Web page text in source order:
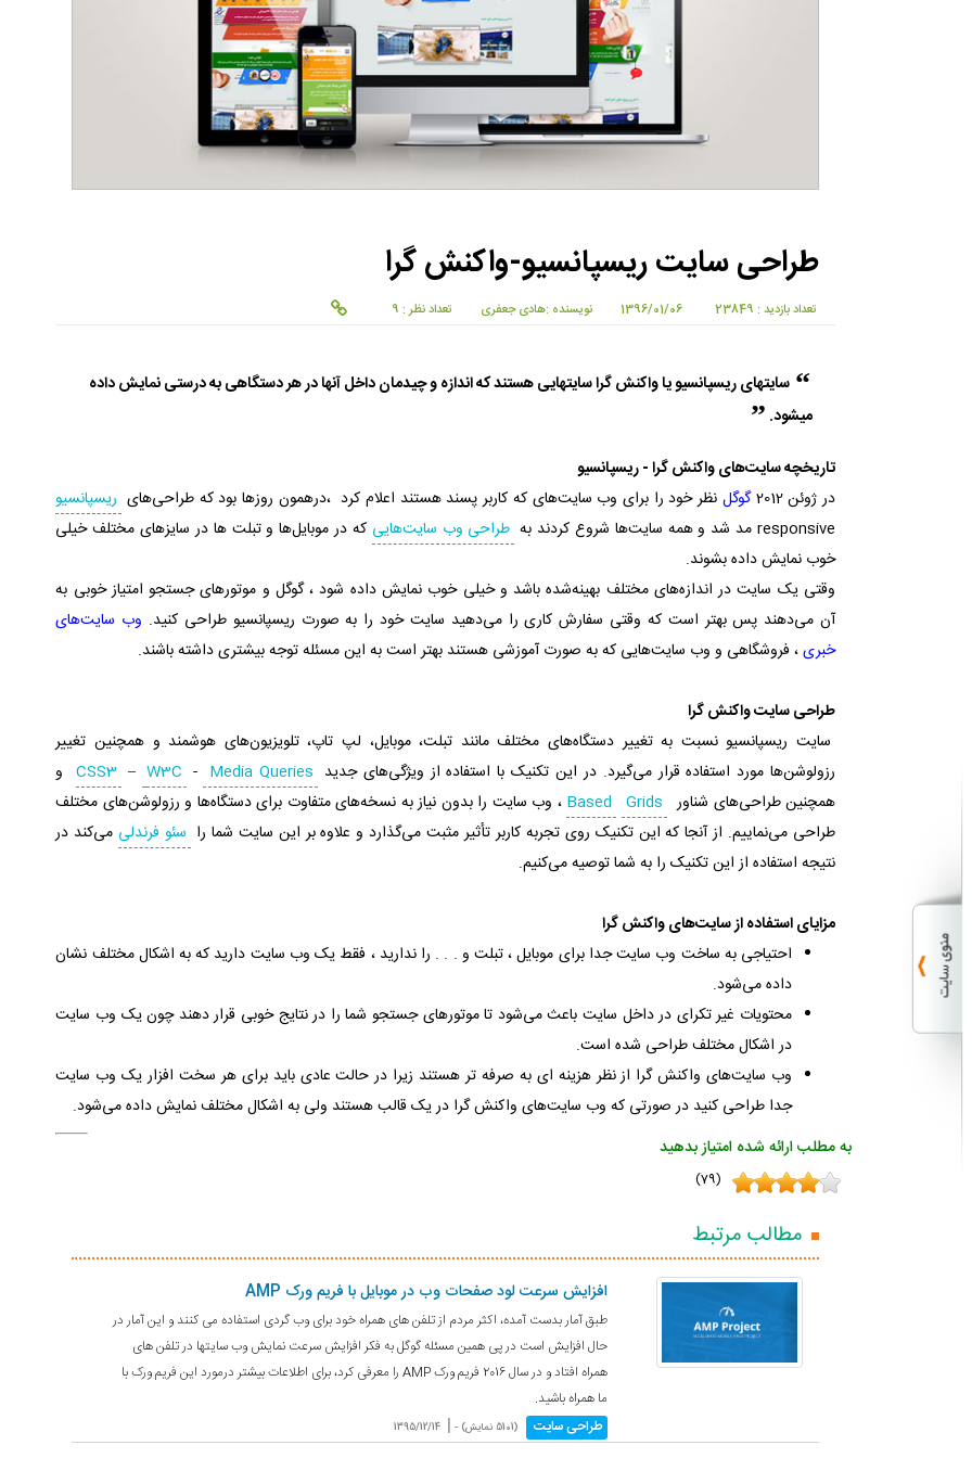
طراحی سایت ریسپانسیو-واکنش گرا
تعداد بازدید : 23849 1396/01/06 نویسنده :هادی جعفری تعداد نظر : 9
سایتهای ریسپانسیو یا واکنش گرا سایتهایی هستند که اندازه و چیدمان داخل آنها در هر دستگاهی به درستی نمایش داده
میشود.
تاریخچه سایت‌های واکنش گرا - ریسپانسیو
در ژوئن 2012
گوگل نظر خود را برای وب سایت‌های که کاربر پسند هستند اعلام کرد ،درهمون روزها بود که طراحی‌های ریسپانسیو
responsive مد شد و همه سایت‌ها شروع کردند به
طراحی وب سایت‌هایی که در موبایل‌ها و تبلت ها در سایزهای مختلف خیلی
خوب نمایش داده بشوند.
وقتی یک سایت در اندازه‌های مختلف بهینه‌شده باشد و خیلی خوب نمایش داده شود ، گوگل و موتورهای جستجو امتیاز خوبی به
آن‌ می‌دهند پس بهتر است که وقتی سفارش کاری را می‌دهید سایت خود را به صورت ریسپانسیو طراحی کنید. وب سایت‌های
خبری، فروشگاهی و وب سایت‌هایی که به صورت آموزشی هستند بهتر است به این مسئله توجه بیشتری داشته باشند.
طراحی سایت واکنش گرا
سایت ریسپانسیو نسبت به تغییر دستگاه‌های مختلف مانند تبلت، موبایل، لپ تاپ، تلویزیون‌های هوشمند و همچنین تغییر
رزولوشن‌ها مورد استفاده قرار می‌گیرد. در این تکنیک با استفاده از ویژگی‌های جدید
CSS3 – W3C - Media Queries
و
همچنین طراحی‌های شناور
Based Grids
، وب سایت را بدون نیاز به نسخه‌های متفاوت برای دستگاه‌ها و رزولوشن‌های مختلف
طراحی می‌نماییم. از آنجا که این تکنیک روی تجربه کاربر تأثیر مثبت می‌گذارد و علاوه بر این سایت شما را سئو فرندلی می‌کند در
نتیجه استفاده از این تکنیک را به شما توصیه می‌کنیم.
مزایای استفاده از سایت‌های واکنش گرا
احتیاجی به ساخت وب سایت جدا برای موبایل ، تبلت و . . . را ندارید ، فقط یک وب سایت دارید که به اشکال مختلف نشان
داده می‌شود.
محتویات غیر تکرای در داخل سایت باعث می‌شود تا موتورهای جستجو شما را در نتایج خوبی قرار دهند چون یک وب سایت
در اشکال مختلف طراحی شده است.
وب سایت‌های واکنش گرا از نظر هزینه ای به صرفه تر هستند زیرا در حالت عادی باید برای هر سخت افزار یک وب سایت
جدا طراحی کنید در صورتی که وب سایت‌های واکنش گرا در یک قالب هستند ولی به اشکال مختلف نمایش داده می‌شود.
به مطلب ارائه شده امتیاز بدهید
(79)
مطالب مرتبط
افزایش سرعت لود صفحات وب در موبایل با فریم ورک AMP
طبق آمار بدست آمده، اکثر مردم از تلفن های همراه خود برای وب گردی استفاده می کنند و این آمار در
حال افزایش است در پی همین مسئله گوگل به فکر افزایش سرعت نمایش وب سایتها در تلفن های
همراه افتاد و در سال 2016 فریم ورک AMP را معرفی کرد، برای اطلاعات بیشتر درمورد این فریم ورک با
ما همراه باشید.
طراحی سایت (5101 نمایش) - |
1395/12/14